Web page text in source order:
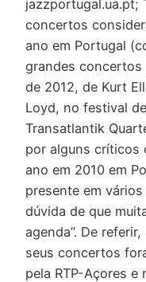
jazzportugal.ua.pt;
concertos
ano em Portugal
grandes
de 2012, de Kurt
Loyd, no festival
Transatlantik
por alguns críticos
ano em 2010 em
presente em
dúvida de que
agenda”. De
seus concertos
pela RTP-Açores e